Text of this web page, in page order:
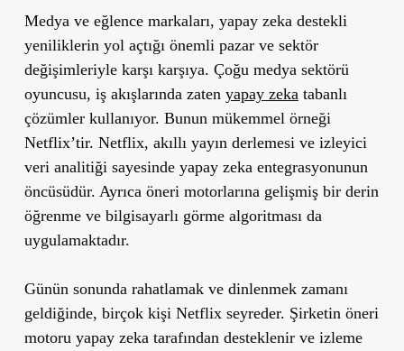
Medya ve eğlence markaları, yapay zeka destekli
yeniliklerin yol açtığı önemli pazar ve sektör
değişimleriyle karşı karşıya. Çoğu medya sektörü
oyuncusu, iş akışlarında zaten yapay zeka tabanlı
çözümler kullanıyor. Bunun mükemmel örneği
Netflix’tir. Netflix, akıllı yayın derlemesi ve izleyici
veri analitiği sayesinde yapay zeka entegrasyonunun
öncüsüdür. Ayrıca öneri motorlarına gelişmiş bir derin
öğrenme ve bilgisayarlı görme algoritması da
uygulamaktadır.
Günün sonunda rahatlamak ve dinlenmek zamanı
geldiğinde, birçok kişi Netflix seyreder. Şirketin öneri
motoru yapay zeka tarafından desteklenir ve izleme